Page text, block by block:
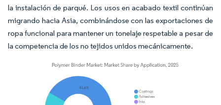
la instalación de parqué. Los usos en acabado textil continúan
migrando hacia Asia, combinándose con las exportaciones de
ropa funcional para mantener un tonelaje respetable a pesar de
la competencia de los no tejidos unidos mecánicamente.